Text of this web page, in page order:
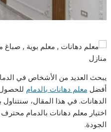
يبحث العديد من الأشخاص في
أفضل معلم دهانات بالدمام
الدهانات. في هذا المقال،
اختيار معلم دهانات بالدمام
الجودة.